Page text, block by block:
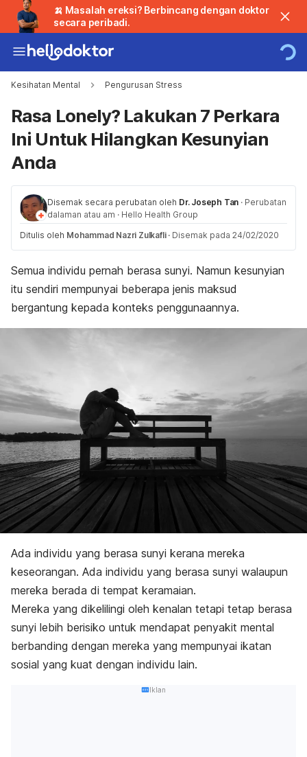
🍌 Masalah ereksi? Berbincang dengan doktor
secara peribadi.
Kesihatan Mental Pengurusan Stress
Rasa Lonely? Lakukan 7 Perkara
Ini Untuk Hilangkan Kesunyian
Anda
Disemak secara perubatan oleh Dr. Joseph Tan · Perubatan
dalaman atau am · Hello Health Group
Ditulis oleh Mohammad Nazri Zulkafli · Disemak pada 24/02/2020
Semua individu pernah berasa sunyi. Namun kesunyian
itu sendiri mempunyai beberapa jenis maksud
bergantung kepada konteks penggunaannya.
Ada individu yang berasa sunyi kerana mereka
keseorangan. Ada individu yang berasa sunyi walaupun
mereka berada di tempat keramaian.
Mereka yang dikelilingi oleh kenalan tetapi tetap berasa
sunyi lebih berisiko untuk mendapat penyakit mental
berbanding dengan mereka yang mempunyai ikatan
sosial yang kuat dengan individu lain.
Iklan